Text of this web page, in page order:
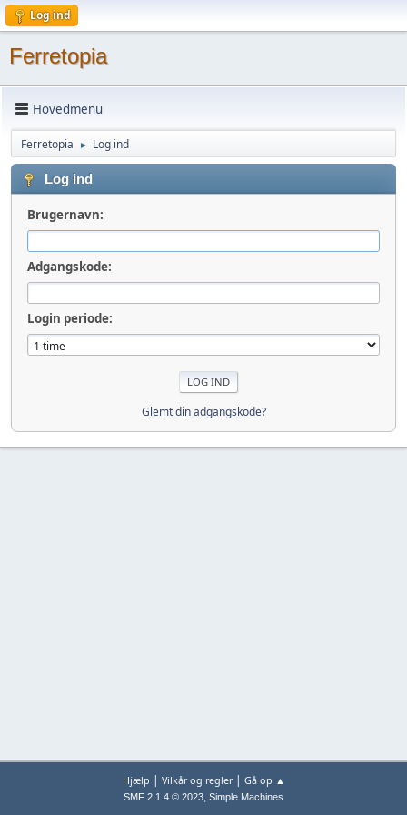
Log ind
Ferretopia
Hovedmenu
Ferretopia ► Log ind
Log ind
Brugernavn:
Adgangskode:
Login periode:
Glemt din adgangskode?
Hjælp | Vilkår og regler| Gå op ▲
SMF 2.1.4 © 2023, Simple Machines